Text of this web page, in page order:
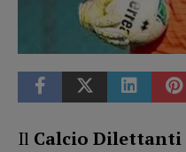
Il Calcio Dilettanti